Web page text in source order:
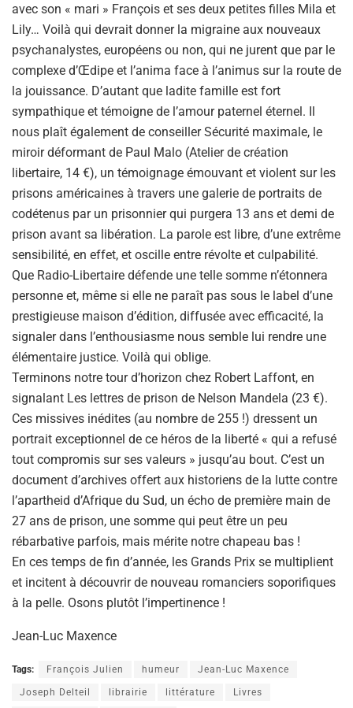
avec son « mari » François et ses deux petites filles Mila et
Lily… Voilà qui devrait donner la migraine aux nouveaux
psychanalystes, européens ou non, qui ne jurent que par le
complexe d’Œdipe et l’anima face à l’animus sur la route de
la jouissance. D’autant que ladite famille est fort
sympathique et témoigne de l’amour paternel éternel. Il
nous plaît également de conseiller Sécurité maximale, le
miroir déformant de Paul Malo (Atelier de création
libertaire, 14 €), un témoignage émouvant et violent sur les
prisons américaines à travers une galerie de portraits de
codétenus par un prisonnier qui purgera 13 ans et demi de
prison avant sa libération. La parole est libre, d’une extrême
sensibilité, en effet, et oscille entre révolte et culpabilité.
Que Radio-Libertaire défende une telle somme n’étonnera
personne et, même si elle ne paraît pas sous le label d’une
prestigieuse maison d’édition, diffusée avec efficacité, la
signaler dans l’enthousiasme nous semble lui rendre une
élémentaire justice. Voilà qui oblige.
Terminons notre tour d’horizon chez Robert Laffont, en
signalant Les lettres de prison de Nelson Mandela (23 €).
Ces missives inédites (au nombre de 255 !) dressent un
portrait exceptionnel de ce héros de la liberté « qui a refusé
tout compromis sur ses valeurs » jusqu’au bout. C’est un
document d’archives offert aux historiens de la lutte contre
l’apartheid d’Afrique du Sud, un écho de première main de
27 ans de prison, une somme qui peut être un peu
rébarbative parfois, mais mérite notre chapeau bas !
En ces temps de fin d’année, les Grands Prix se multiplient
et incitent à découvrir de nouveau romanciers soporifiques
à la pelle. Osons plutôt l’impertinence !
Jean-Luc Maxence
Tags: François Julien humeur Jean-Luc Maxence
Joseph Delteil librairie littérature Livres